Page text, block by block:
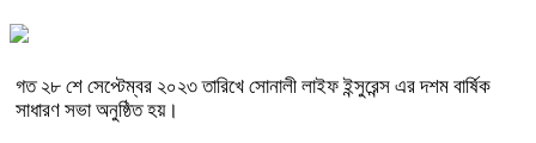
গত ২৮ শে সেপ্টেম্বর ২০২৩ তারিখে সোনালী লাইফ ইন্সুরেন্স এর দশম বার্ষিক
সাধারণ সভা অনুষ্ঠিত হয়।